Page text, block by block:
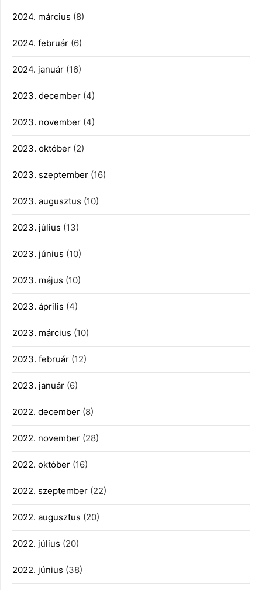
2024. március (8)
2024. február (6)
2024. január (16)
2023. december (4)
2023. november (4)
2023. október (2)
2023. szeptember (16)
2023. augusztus (10)
2023. július (13)
2023. június (10)
2023. május (10)
2023. április (4)
2023. március (10)
2023. február (12)
2023. január (6)
2022. december (8)
2022. november (28)
2022. október (16)
2022. szeptember (22)
2022. augusztus (20)
2022. július (20)
2022. június (38)